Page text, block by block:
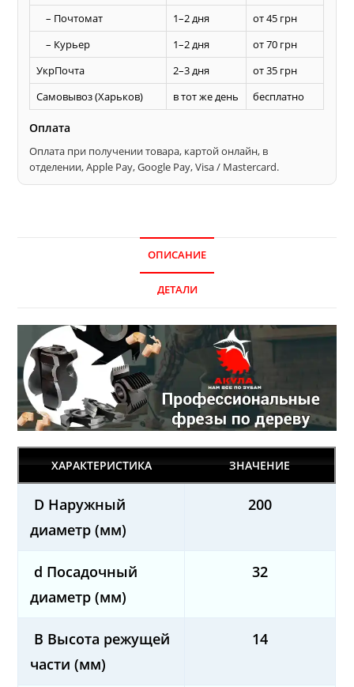
– Почтомат
1–2 дня
от 45 грн
– Курьер
1–2 дня
от 70 грн
УкрПочта
2–3 дня
от 35 грн
Самовывоз (Харьков)
в тот же день бесплатно
Оплата
Оплата при получении товара, картой онлайн, в
отделении, Apple Pay, Google Pay, Visa / Mastercard.
ОПИСАНИЕ
ДЕТАЛИ
ХАРАКТЕРИСТИКА ЗНАЧЕНИЕ
D Наружный
диаметр (мм)
200
d Посадочный
диаметр (мм)
32
B Высота режущей
части (мм)
14